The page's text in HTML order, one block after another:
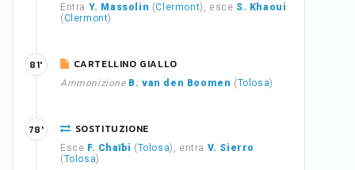
Entra Y. Massolin (Clermont), esce S. Khaoui
(Clermont)
CARTELLINO GIALLO
Ammonizione B. van den Boomen (Tolosa)
81'
SOSTITUZIONE
Esce F. Chaïbi (Tolosa), entra V. Sierro
(Tolosa)
78'